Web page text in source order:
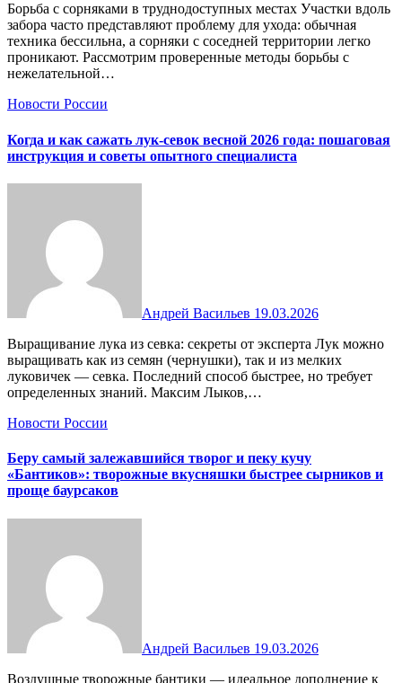
Борьба с сорняками в труднодоступных местах Участки вдоль
забора часто представляют проблему для ухода: обычная
техника бессильна, а сорняки с соседней территории легко
проникают. Рассмотрим проверенные методы борьбы с
нежелательной…
Новости России
Когда и как сажать лук-севок весной 2026 года: пошаговая
инструкция и советы опытного специалиста
Андрей Васильев 19.03.2026
Выращивание лука из севка: секреты от эксперта Лук можно
выращивать как из семян (чернушки), так и из мелких
луковичек — севка. Последний способ быстрее, но требует
определенных знаний. Максим Лыков,…
Новости России
Беру самый залежавшийся творог и пеку кучу
«Бантиков»: творожные вкусняшки быстрее сырников и
проще баурсаков
Андрей Васильев 19.03.2026
Воздушные творожные бантики — идеальное дополнение к